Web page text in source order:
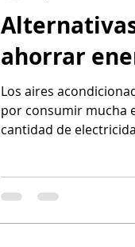
ahorrar
Los aires
por consumir mucha
cantidad de
significativamente tu
dinero.